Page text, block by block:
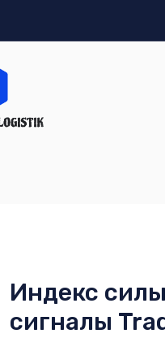
Индекс
сигналы